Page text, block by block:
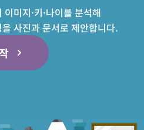
미지·키·나이를 분석해
사진과 문서로 제안합니다.